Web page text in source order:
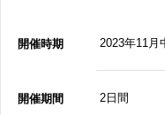
開催時期 2023年11月
開催期間 2日間